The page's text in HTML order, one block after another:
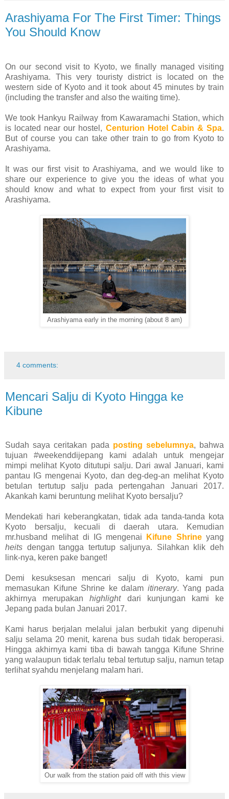
Arashiyama For The First Timer: Things
You Should Know
On our second visit to Kyoto, we finally managed visiting
Arashiyama. This very touristy district is located on the
western side of Kyoto and it took about 45 minutes by train
(including the transfer and also the waiting time).
We took Hankyu Railway from Kawaramachi Station, which
is located near our hostel, Centurion Hotel Cabin & Spa.
But of course you can take other train to go from Kyoto to
Arashiyama.
It was our first visit to Arashiyama, and we would like to
share our experience to give you the ideas of what you
should know and what to expect from your first visit to
Arashiyama.
Arashiyama early in the morning (about 8 am)
4 comments:
Mencari Salju di Kyoto Hingga ke
Kibune
Sudah saya ceritakan pada posting sebelumnya, bahwa
tujuan #weekenddijepang kami adalah untuk mengejar
mimpi melihat Kyoto ditutupi salju. Dari awal Januari, kami
pantau IG mengenai Kyoto, dan deg-deg-an melihat Kyoto
betulan tertutup salju pada pertengahan Januari 2017.
Akankah kami beruntung melihat Kyoto bersalju?
Mendekati hari keberangkatan, tidak ada tanda-tanda kota
Kyoto bersalju, kecuali di daerah utara. Kemudian
mr.husband melihat di IG mengenai
Kifune Shrineyang
heits dengan tangga tertutup saljunya. Silahkan klik deh
link-nya, keren pake banget!
Demi kesuksesan mencari salju di Kyoto, kami pun
memasukan Kifune Shrine ke dalam itinerary. Yang pada
akhirnya merupakanhighlightdari kunjungan kami ke
Jepang pada bulan Januari 2017.
Kami harus berjalan melalui jalan berbukit yang dipenuhi
salju selama 20 menit, karena bus sudah tidak beroperasi.
Hingga akhirnya kami tiba di bawah tangga Kifune Shrine
yang walaupun tidak terlalu tebal tertutup salju, namun tetap
terlihat syahdu menjelang malam hari.
Our walk from the station paid off with this view